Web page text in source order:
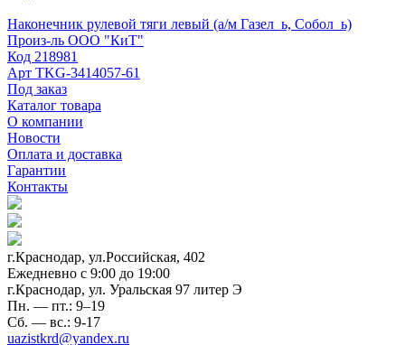
Наконечник рулевой тяги левый (а/м Газел_ь, Собол_ь)
Произ-ль ООО "КиТ"
Код 218981
Арт TKG-3414057-61
Под заказ
Каталог товара
О компании
Новости
Оплата и доставка
Гарантии
Контакты
г.Краснодар, ул.Российская, 402
Ежедневно c 9:00 до 19:00
г.Краснодар, ул. Уральская 97 литер Э
Пн. — пт.: 9–19
Сб. — вс.: 9-17
uazistkrd@yandex.ru